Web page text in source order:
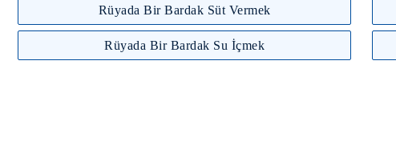
Rüyada Bir Bardak Süt Vermek
Rüyada Bir Bardak Su İçmek